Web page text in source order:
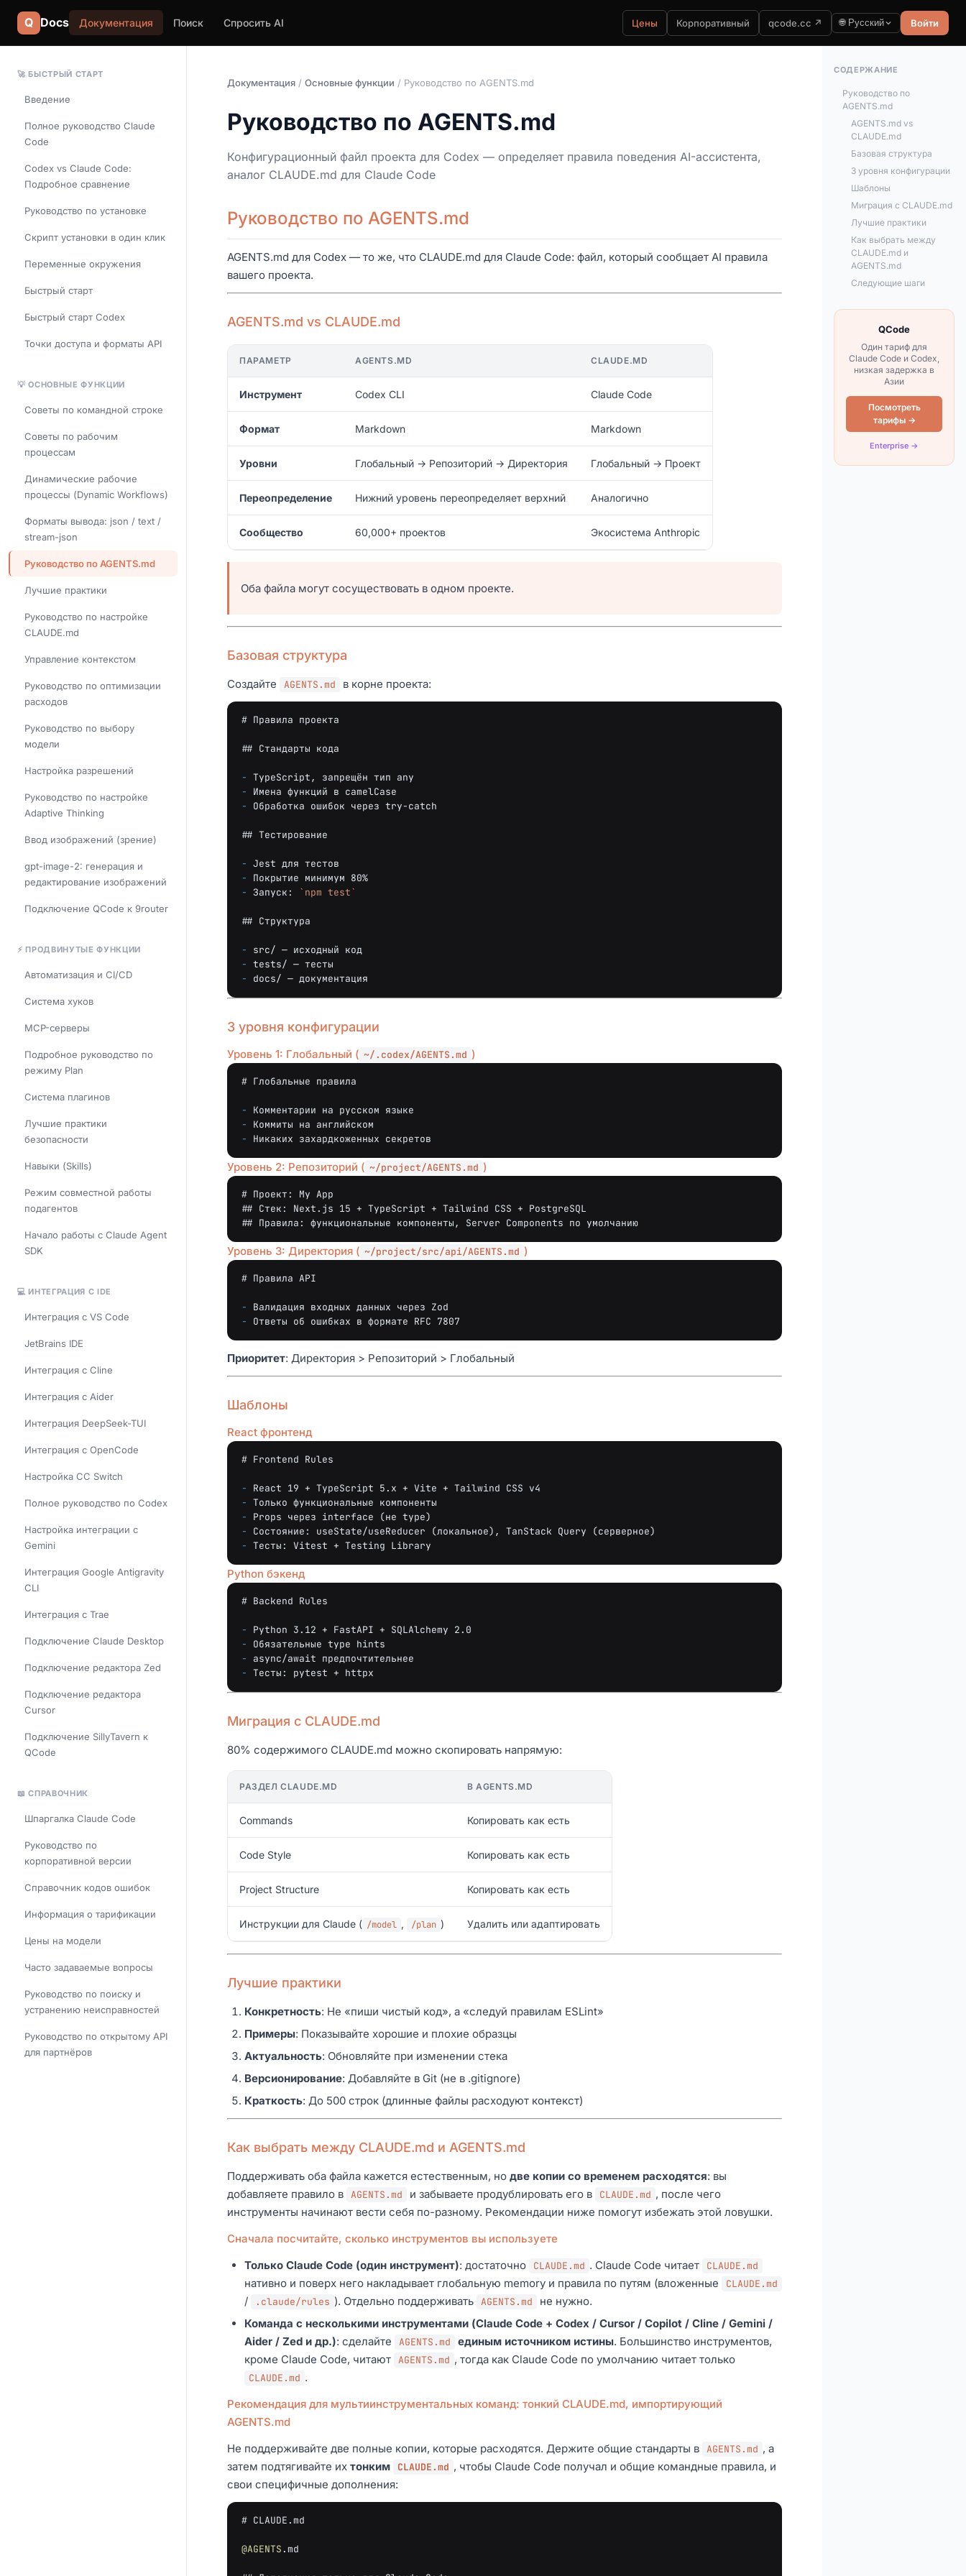
Q Docs Документация Поиск Спросить AI Цены Корпоративный qcode.cc ↗ 🌐 Русский Войти
🚀 БЫСТРЫЙ СТАРТ
Введение
Полное руководство Claude
Code
Codex vs Claude Code:
Подробное сравнение
Руководство по установке
Скрипт установки в один клик
Переменные окружения
Быстрый старт
Быстрый старт Codex
Точки доступа и форматы API
💡 ОСНОВНЫЕ ФУНКЦИИ
Советы по командной строке
Советы по рабочим
процессам
Динамические рабочие
процессы (Dynamic Workflows)
Форматы вывода: json / text /
stream-json
Руководство по AGENTS.md
Лучшие практики
Руководство по настройке
CLAUDE.md
Управление контекстом
Руководство по оптимизации
расходов
Руководство по выбору
модели
Настройка разрешений
Руководство по настройке
Adaptive Thinking
Ввод изображений (зрение)
gpt-image-2: генерация и
редактирование изображений
Подключение QCode к 9router
⚡ ПРОДВИНУТЫЕ ФУНКЦИИ
Автоматизация и CI/CD
Система хуков
MCP-серверы
Подробное руководство по
режиму Plan
Система плагинов
Лучшие практики
безопасности
Навыки (Skills)
Режим совместной работы
подагентов
Начало работы с Claude Agent
SDK
💻 ИНТЕГРАЦИЯ С IDE
Интеграция с VS Code
JetBrains IDE
Интеграция с Cline
Интеграция с Aider
Интеграция DeepSeek-TUI
Интеграция с OpenCode
Настройка CC Switch
Полное руководство по Codex
Настройка интеграции с
Gemini
Интеграция Google Antigravity
CLI
Интеграция с Trae
Подключение Claude Desktop
Подключение редактора Zed
Подключение редактора
Cursor
Подключение SillyTavern к
QCode
📖 СПРАВОЧНИК
Шпаргалка Claude Code
Руководство по
корпоративной версии
Справочник кодов ошибок
Информация о тарификации
Цены на модели
Часто задаваемые вопросы
Руководство по поиску и
устранению неисправностей
Руководство по открытому API
для партнёров
Документация / Основные функции / Руководство по AGENTS.md
Руководство по AGENTS.md
Конфигурационный файл проекта для Codex — определяет правила поведения AI-ассистента,
аналог CLAUDE.md для Claude Code
Руководство по AGENTS.md
AGENTS.md для Codex — то же, что CLAUDE.md для Claude Code: файл, который сообщает AI правила
вашего проекта.
AGENTS.md vs CLAUDE.md
ПАРАМЕТР AGENTS.MD CLAUDE.MD
Инструмент Codex CLI Claude Code
Формат Markdown Markdown
Уровни Глобальный → Репозиторий → Директория Глобальный → Проект
Переопределение Нижний уровень переопределяет верхний Аналогично
Сообщество 60,000+ проектов Экосистема Anthropic
Оба файла могут сосуществовать в одном проекте.
Базовая структура
Создайте AGENTS.md в корне проекта:
# Правила проекта
## Стандарты кода
-
-
-
Обработка ошибок через try-catch
## Тестирование
-
-
- Запуск: `npm test`
## Структура
-
-
-
3 уровня конфигурации
Уровень 1: Глобальный ( ~/.codex/AGENTS.md )
# Глобальные правила
-
-
-
Уровень 2: Репозиторий ( ~/project/AGENTS.md )
# Проект: My App
## Стек: Next.js 15 + TypeScript + Tailwind CSS + PostgreSQL
## Правила: функциональные компоненты, Server Components по умолчанию
Уровень 3: Директория ( ~/project/src/api/AGENTS.md )
# Правила API
-
-
Приоритет: Директория > Репозиторий > Глобальный
Шаблоны
React фронтенд
# Frontend Rules
-
-
-
-
-
Python бэкенд
# Backend Rules
-
-
-
-
Миграция с CLAUDE.md
80% содержимого CLAUDE.md можно скопировать напрямую:
РАЗДЕЛ CLAUDE.MD В AGENTS.MD
Commands Копировать как есть
Code Style Копировать как есть
Project Structure Копировать как есть
Инструкции для Claude ( /model , /plan ) Удалить или адаптировать
Лучшие практики
Конкретность: Не «пиши чистый код», а «следуй правилам ESLint»
Примеры: Показывайте хорошие и плохие образцы
Актуальность: Обновляйте при изменении стека
Версионирование: Добавляйте в Git (не в .gitignore)
Краткость: До 500 строк (длинные файлы расходуют контекст)
Как выбрать между CLAUDE.md и AGENTS.md
Поддерживать оба файла кажется естественным, но две копии со временем расходятся: вы
добавляете правило в AGENTS.md и забываете продублировать его в CLAUDE.md , после чего
инструменты начинают вести себя по-разному. Рекомендации ниже помогут избежать этой ловушки.
Сначала посчитайте, сколько инструментов вы используете
Только Claude Code (один инструмент): достаточно CLAUDE.md . Claude Code читает CLAUDE.md
нативно и поверх него накладывает глобальную memory и правила по путям (вложенные CLAUDE.md
/ .claude/rules ). Отдельно поддерживать AGENTS.md
не нужно.
Команда с несколькими инструментами (Claude Code + Codex / Cursor / Copilot / Cline / Gemini /
Aider / Zed и др.): сделайте AGENTS.md единым источником истины. Большинство инструментов,
кроме Claude Code, читают AGENTS.md , тогда как Claude Code по умолчанию читает только
CLAUDE.md .
Рекомендация для мультиинструментальных команд: тонкий CLAUDE.md, импортирующий
AGENTS.md
Не поддерживайте две полные копии, которые расходятся. Держите общие стандарты в AGENTS.md , а
затем подтягивайте их тонким CLAUDE.md , чтобы Claude Code получал и общие командные правила, и
свои специфичные дополнения:
# CLAUDE.md
@AGENTS .md
СОДЕРЖАНИЕ
Руководство по
AGENTS.md
AGENTS.md vs
CLAUDE.md
Базовая структура
3 уровня конфигурации
Шаблоны
Миграция с CLAUDE.md
Лучшие практики
Как выбрать между
CLAUDE.md и
AGENTS.md
Следующие шаги
QCode
Один тариф для
Claude Code и Codex,
низкая задержка в
Азии
Посмотреть
тарифы →
Enterprise →